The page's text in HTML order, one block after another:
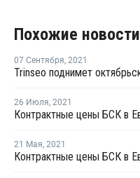
Похожие новости
07 Сентября, 2021
26 Июля, 2021
Контрактные цены БСК в
21 Мая, 2021